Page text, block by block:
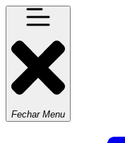
Fechar Menu